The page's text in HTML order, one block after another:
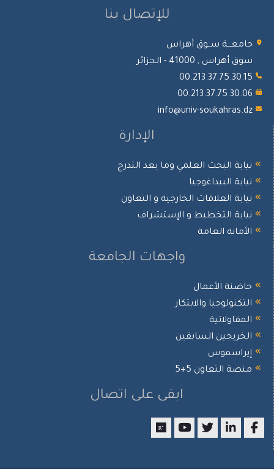
للإتصال بنا
جامعـــة ســوق أهراس
سوق أهراس , 41000 - الجزائر
00.213.37.75.30.15
00.213.37.75.30.06
info@univ-soukahras.dz
الإدارة
نيابة البحث العلمي وما بعد التدرج
نيابة البيداغوجيا
نيابة العلاقات الخارجية و التعاون
نيابة التخطيط و الإستشراف
الأمانة العامة
واجهات الجامعة
حاضنة الأعمال
التكنولوجيا والابتكار
المقاولاتية
الخريجين السابقين
إيراسموس
منصة التعاون 5+5
ابقى على اتصال